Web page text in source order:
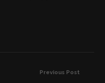
Previous Post